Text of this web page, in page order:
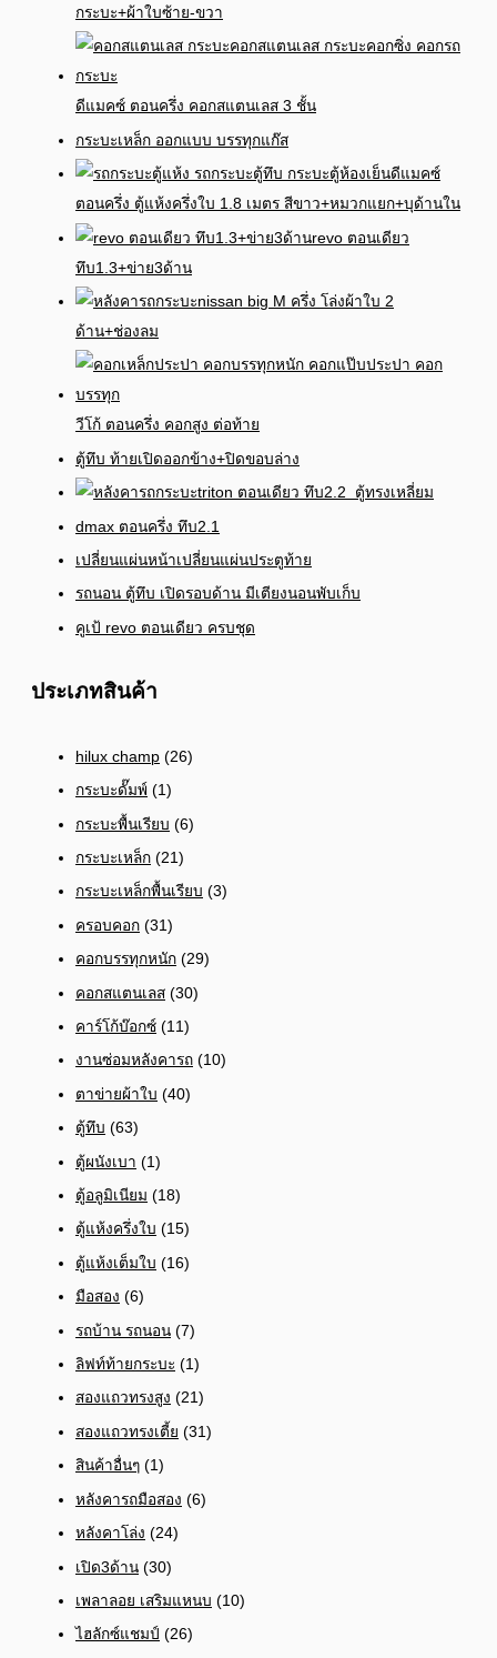
กระบะ+ผ้าใบซ้าย-ขวา
ดีแมคซ์ ตอนครึ่ง คอกสแตนเลส 3 ชั้น
กระบะเหล็ก ออกแบบ บรรทุกแก๊ส
ดีแมคซ์
ตอนครึ่ง ตู้แห้งครึ่งใบ 1.8 เมตร สีขาว+หมวกแยก+บุด้านใน
revo ตอนเดียว
ทึบ1.3+ข่าย3ด้าน
nissan big M ครึ่ง โล่งผ้าใบ 2
ด้าน+ช่องลม
วีโก้ ตอนครึ่ง คอกสูง ต่อท้าย
ตู้ทึบ ท้ายเปิดออกข้าง+ปิดขอบล่าง
triton ตอนเดียว ทึบ2.2 ตู้ทรงเหลี่ยม
dmax ตอนครึ่ง ทึบ2.1
เปลี่ยนแผ่นหน้าเปลี่ยนแผ่นประตูท้าย
รถนอน ตู้ทึบ เปิดรอบด้าน มีเตียงนอนพับเก็บ
คูเป้ revo ตอนเดียว ครบชุด
ประเภทสินค้า
hilux champ (26)
กระบะดั๊มพ์ (1)
กระบะพื้นเรียบ (6)
กระบะเหล็ก (21)
กระบะเหล็กพื้นเรียบ (3)
ครอบคอก (31)
คอกบรรทุกหนัก (29)
คอกสแตนเลส (30)
คาร์โก้บ๊อกซ์ (11)
งานซ่อมหลังคารถ (10)
ตาข่ายผ้าใบ (40)
ตู้ทึบ (63)
ตู้ผนังเบา (1)
ตู้อลูมิเนียม (18)
ตู้แห้งครึ่งใบ (15)
ตู้แห้งเต็มใบ (16)
มือสอง (6)
รถบ้าน รถนอน (7)
ลิฟท์ท้ายกระบะ (1)
สองแถวทรงสูง (21)
สองแถวทรงเตี้ย (31)
สินค้าอื่นๆ (1)
หลังคารถมือสอง (6)
หลังคาโล่ง (24)
เปิด3ด้าน (30)
เพลาลอย เสริมแหนบ (10)
ไฮลักซ์แชมป์ (26)